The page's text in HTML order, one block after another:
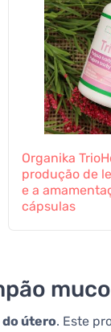
Organika
produção de
e a
cápsulas
do útero. Este